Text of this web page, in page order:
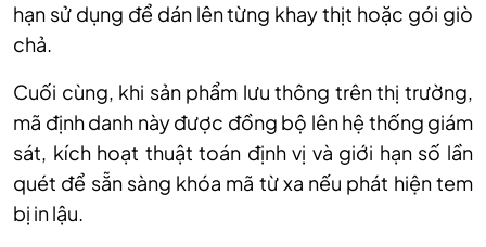
hạn sử dụng để dán lên từng khay thịt hoặc gói giò
chả.
Cuối cùng, khi sản phẩm lưu thông trên thị trường,
mã định danh này được đồng bộ lên hệ thống giám
sát, kích hoạt thuật toán định vị và giới hạn số lần
quét để sẵn sàng khóa mã từ xa nếu phát hiện tem
bị in lậu.